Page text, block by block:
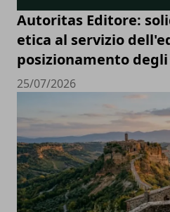
Autoritas Editore:
etica al servizio
posizionamento
25/07/2026